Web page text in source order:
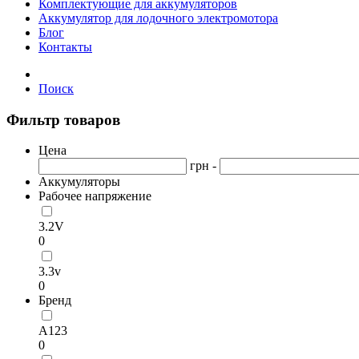
Комплектующие для аккумуляторов
Аккумулятор для лодочного электромотора
Блог
Контакты
Поиск
Фильтр товаров
Цена
грн -
Аккумуляторы
Рабочее напряжение
3.2V
0
3.3v
0
Бренд
А123
0